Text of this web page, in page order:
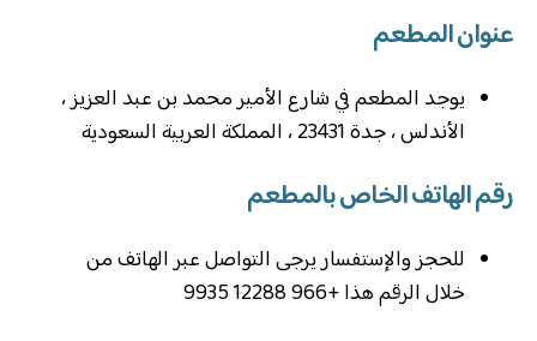
عنوان المطعم
يوجد المطعم في شارع الأمير محمد بن عبد العزيز ،
الأندلس ، جدة 23431 ، المملكة العربية السعودية
رقم الهاتف الخاص بالمطعم
للحجز والإستفسار يرجى التواصل عبر الهاتف من
خلال الرقم هذا +966 12288 9935